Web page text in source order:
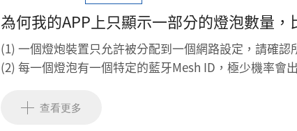
為何我的APP上只顯示一部分的燈泡數量，
(1) 一個燈炮裝置只允許被分配到一個網路設定，請確認
(2) 每一個燈泡有一個特定的藍牙Mesh ID，極少機率會
查看更多